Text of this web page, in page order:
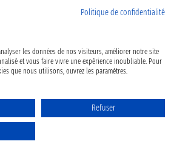
Politique de confidentialité
les données de nos visiteurs, améliorer notre site
et vous faire vivre une expérience inoubliable. Pour
que nous utilisons, ouvrez les paramètres.
Refuser